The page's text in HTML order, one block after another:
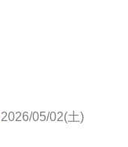
2026/05/02(土)